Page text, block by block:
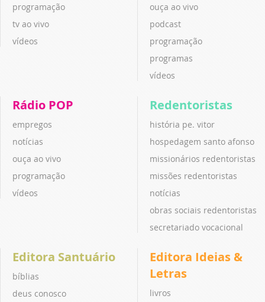
programação
tv ao vivo
vídeos
ouça ao vivo
podcast
programação
programas
vídeos
Rádio POP
empregos
notícias
ouça ao vivo
programação
vídeos
Redentoristas
história pe. vitor
hospedagem santo afonso
missionários redentoristas
missões redentoristas
notícias
obras sociais redentoristas
secretariado vocacional
Editora Santuário
bíblias
deus conosco
Editora Ideias &
Letras
livros